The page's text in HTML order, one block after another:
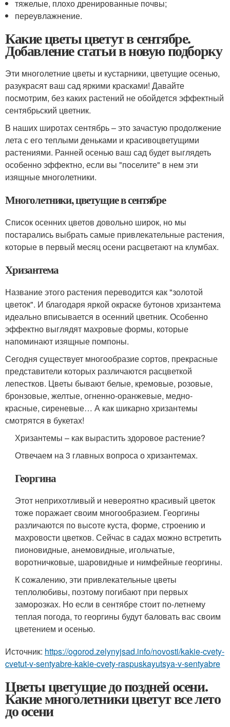
тяжелые, плохо дренированные почвы;
переувлажнение.
Какие цветы цветут в сентябре.
Добавление статьи в новую подборку
Эти многолетние цветы и кустарники, цветущие осенью,
разукрасят ваш сад яркими красками! Давайте
посмотрим, без каких растений не обойдется эффектный
сентябрьский цветник.
В наших широтах сентябрь – это зачастую продолжение
лета с его теплыми деньками и красивоцветущими
растениями. Ранней осенью ваш сад будет выглядеть
особенно эффектно, если вы "поселите" в нем эти
изящные многолетники.
Многолетники, цветущие в сентябре
Список осенних цветов довольно широк, но мы
постарались выбрать самые привлекательные растения,
которые в первый месяц осени расцветают на клумбах.
Хризантема
Название этого растения переводится как "золотой
цветок". И благодаря яркой окраске бутонов хризантема
идеально вписывается в осенний цветник. Особенно
эффектно выглядят махровые формы, которые
напоминают изящные помпоны.
Сегодня существует многообразие сортов, прекрасные
представители которых различаются расцветкой
лепестков. Цветы бывают белые, кремовые, розовые,
бронзовые, желтые, огненно-оранжевые, медно-
красные, сиреневые… А как шикарно хризантемы
смотрятся в букетах!
Хризантемы – как вырастить здоровое растение?
Отвечаем на 3 главных вопроса о хризантемах.
Георгина
Этот неприхотливый и невероятно красивый цветок
тоже поражает своим многообразием. Георгины
различаются по высоте куста, форме, строению и
махровости цветков. Сейчас в садах можно встретить
пионовидные, анемовидные, игольчатые,
воротничковые, шаровидные и нимфейные георгины.
К сожалению, эти привлекательные цветы
теплолюбивы, поэтому погибают при первых
заморозках. Но если в сентябре стоит по-летнему
теплая погода, то георгины будут баловать вас своим
цветением и осенью.
Источник: https://ogorod.zelynyjsad.info/novosti/kakie-cvety-
cvetut-v-sentyabre-kakie-cvety-raspuskayutsya-v-sentyabre
Цветы цветущие до поздней осени.
Какие многолетники цветут все лето
до осени